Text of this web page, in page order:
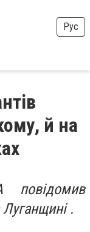
Рус
й на
повідомив
.